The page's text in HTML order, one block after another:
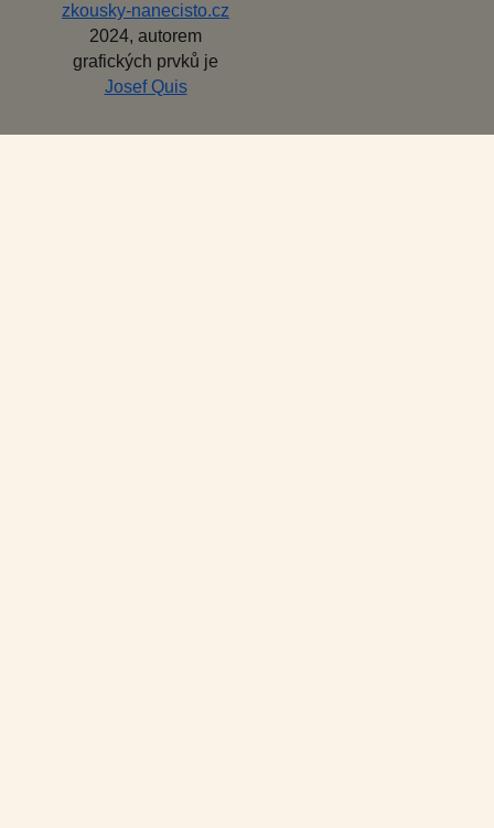
zkousky-nanecisto.cz
2024, autorem
grafických prvků je
Josef Quis